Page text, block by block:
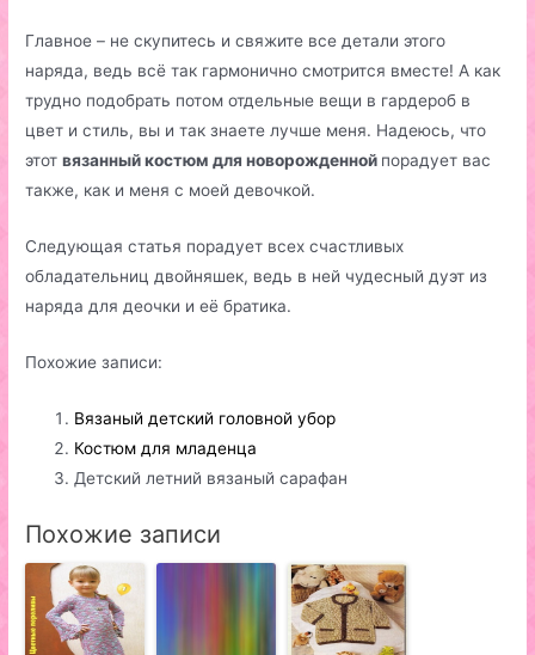
Главное – не скупитесь и свяжите все детали этого
наряда, ведь всё так гармонично смотрится вместе! А как
трудно подобрать потом отдельные вещи в гардероб в
цвет и стиль, вы и так знаете лучше меня. Надеюсь, что
этотвязанный костюм для новорожденной порадует вас
также, как и меня с моей девочкой.
Следующая статья порадует всех счастливых
обладательниц двойняшек, ведь в ней чудесный дуэт из
наряда для деочки и её братика.
Похожие записи:
Вязаный детский головной убор
Костюм для младенца
Детский летний вязаный сарафан
Похожие записи